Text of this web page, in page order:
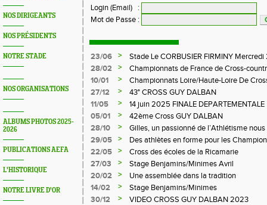
NOS DIRIGEANTS
NOS PRÉSIDENTS
NOTRE STADE
NOS ORGANISATIONS
ALBUMS PHOTOS 2025-
2026
PUBLICATIONS AEFA
L'HISTORIQUE
NOTRE LIVRE D'OR
Login (Email)
:
Mot de Passe :
23/06 >
Stade Le CORBUSIER FIRMINY
28/02
>
Championnats de France de Cross-
10/01
>
Championnats Loire/Haute-Loire De
27/12
>
43° CROSS GUY DALBAN
11/05
>
14 juin 2025 FINALE
LE CHAMBON FEUGEROLLES
05/01 >
42ème Cross GUY DALBAN
28/10
>
Gilles, un passionné de l’Athlétisme
29/05
>
Des athlètes en forme pour les
22/05
>
Cross des écoles de la Ricamarie
27/03
>
Stage Benjamins/Minimes Avril
20/02
>
Une assemblée dans la tradition
14/02
>
Stage Benjamins/Minimes
30/12
>
VIDEO CROSS GUY DALBAN 2023